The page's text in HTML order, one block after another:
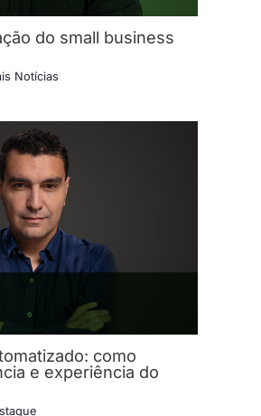
do small business
Notícias
como
e experiência do